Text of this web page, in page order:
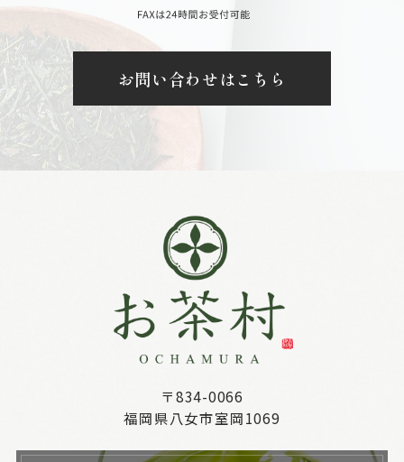
お問い合わせはこちら
〒834-0066
福岡県八女市室岡1069